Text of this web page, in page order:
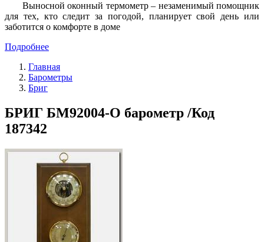
Выносной оконный термометр – незаменимый помощник
для тех, кто следит за погодой, планирует свой день или
заботится о комфорте в доме
Подробнее
Главная
Барометры
Бриг
БРИГ БМ92004-О барометр /Код
187342